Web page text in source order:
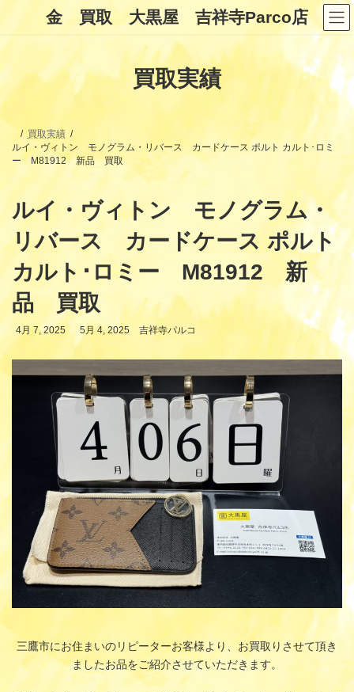
ン
キ
ッ
ー
に
移
金 買取 大黒屋 吉祥寺Parco店
買取実績
買取実績
ルイ・ヴィトン モノグラム・リバース カードケース ポルト カルト･ロミ
ー M81912 新品 買取
ルイ・ヴィトン モノグラム・
リバース カードケース ポルト
カルト･ロミー M81912 新
品 買取
4月 7, 2025
最
終
日
時
5月 4, 2025 吉祥寺パルコ
三鷹市にお住まいのリピーターお客様より、お買取りさせて頂き
ましたお品をご紹介させていただきます。